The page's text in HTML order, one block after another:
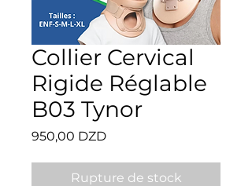
Collier Cervical
Rigide Réglable
B03 Tynor
950,00 DZDPrix
Rupture de stock